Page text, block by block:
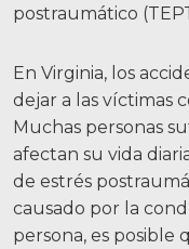
Abuso y
postraumático
En Virginia, los
dejar a las víctimas
Muchas personas
afectan su vida
de estrés
causado por la
persona, es posible